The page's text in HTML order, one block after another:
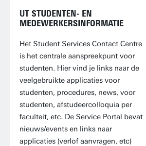
UT STUDENTEN- EN
MEDEWERKERSINFORMATIE
Het Student Services Contact Centre
is het centrale aanspreekpunt voor
studenten. Hier vind je links naar de
veelgebruikte applicaties voor
studenten, procedures, news, voor
studenten, afstudeercolloquia per
faculteit, etc. De Service Portal bevat
nieuws/events en links naar
applicaties (verlof aanvragen, etc)